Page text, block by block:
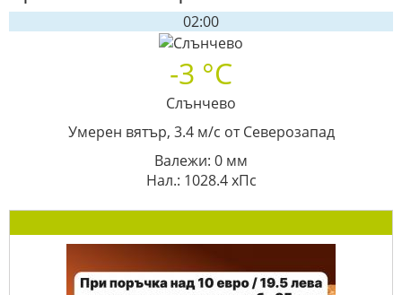
02:00
-3 °C
Слънчево
Умерен вятър, 3.4 м/с от Северозапад
Валежи: 0 мм
Нал.: 1028.4 хПс